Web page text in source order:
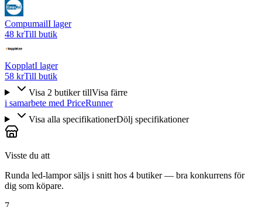
CompumailI lager
48 krTill butik
KopplatI lager
58 krTill butik
Visa 2 butiker tillVisa färre
i samarbete med PriceRunner
Visa alla specifikationerDölj specifikationer
Visste du att
Runda led-lampor säljs i snitt hos 4 butiker — bra konkurrens för
dig som köpare.